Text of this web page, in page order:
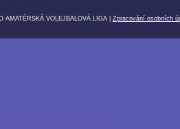
AMATÉRSKÁ VOLEJBALOVÁ LIGA | Zpracování osobních